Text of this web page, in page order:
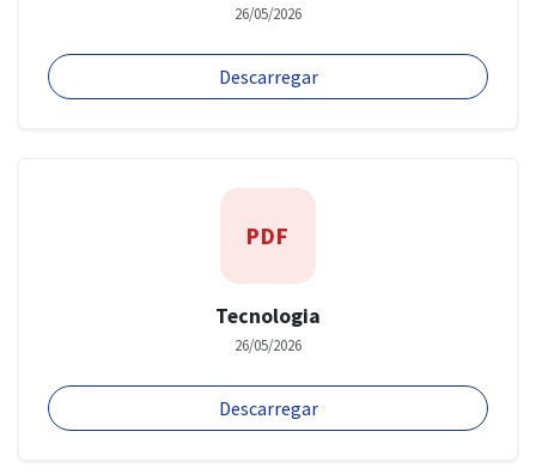
26/05/2026
Descarregar
PDF
Tecnologia
26/05/2026
Descarregar